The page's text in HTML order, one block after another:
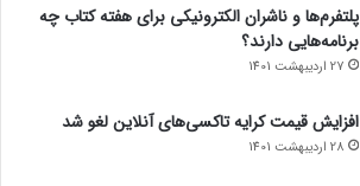
پلتفرم‌ها و ناشران الکترونیکی برای هفته کتاب چه
برنامه‌هایی دارند؟
27 اردیبهشت 1401
افزایش قیمت کرایه تاکسی‌های آنلاین لغو شد
28 اردیبهشت 1401